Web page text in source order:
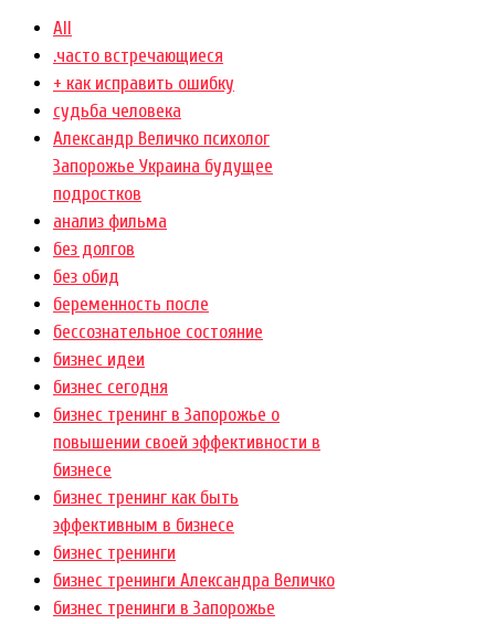
All
.часто встречающиеся
+ как исправить ошибку
cудьба человека
Александр Величко психолог
Запорожье Украина будущее
подростков
анализ фильма
без долгов
без обид
беременность после
бессознательное состояние
бизнес идеи
бизнес сегодня
бизнес тренинг в Запорожье о
повышении своей эффективности в
бизнесе
бизнес тренинг как быть
эффективным в бизнесе
бизнес тренинги
бизнес тренинги Александра Величко
бизнес тренинги в Запорожье